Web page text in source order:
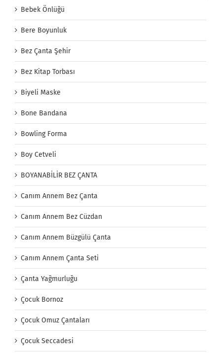
Bebek Önlüğü
Bere Boyunluk
Bez Çanta Şehir
Bez Kitap Torbası
Biyeli Maske
Bone Bandana
Bowling Forma
Boy Cetveli
BOYANABİLİR BEZ ÇANTA
Canım Annem Bez Çanta
Canım Annem Bez Cüzdan
Canım Annem Büzgülü Çanta
Canım Annem Çanta Seti
Çanta Yağmurluğu
Çocuk Bornoz
Çocuk Omuz Çantaları
Çocuk Seccadesi